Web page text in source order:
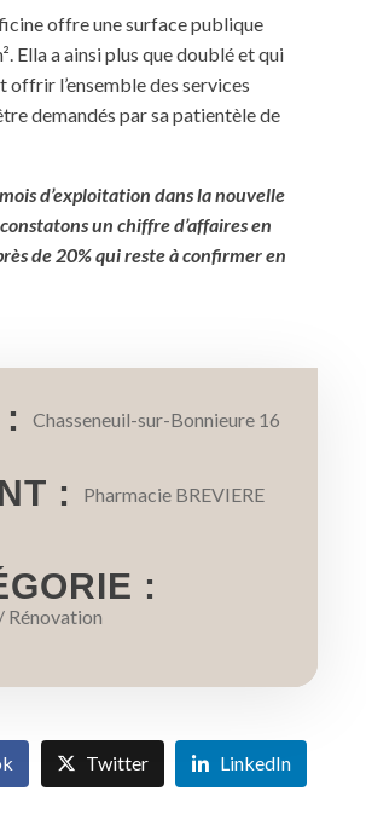
offre une surface publique
Ella a ainsi plus que doublé et qui
offrir l’ensemble des services
demandés par sa patientèle de
d’exploitation dans la nouvelle
un chiffre d’affaires en
de 20% qui reste à confirmer en
Chasseneuil-sur-Bonnieure 16
: Pharmacie BREVIERE
:
Rénovation
Twitter LinkedIn